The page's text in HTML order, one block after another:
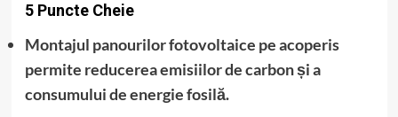
5 Puncte Cheie
Montajul panourilor fotovoltaice pe acoperis
permite reducerea emisiilor de carbon și a
consumului de energie fosilă.